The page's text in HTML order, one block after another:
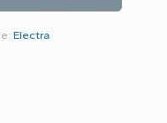
Electra